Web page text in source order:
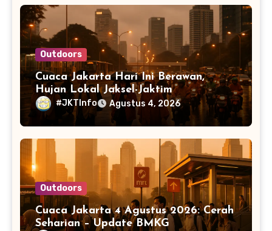
Outdoors
Cuaca Jakarta Hari Ini Berawan,
Hujan Lokal Jaksel-Jaktim
#JKTInfo Agustus 4, 2026
Outdoors
Cuaca Jakarta 4 Agustus 2026: Cerah
Seharian – Update BMKG